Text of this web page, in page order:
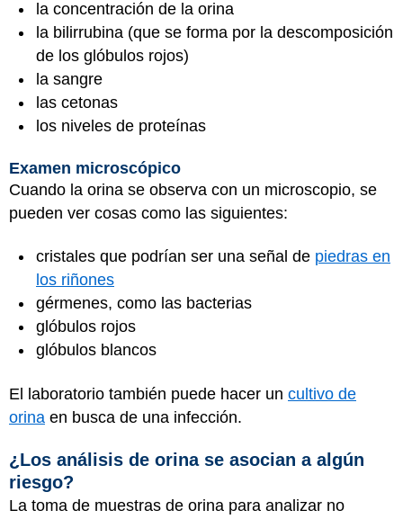
la concentración de la orina
la bilirrubina (que se forma por la descomposición
de los glóbulos rojos)
la sangre
las cetonas
los niveles de proteínas
Examen microscópico
Cuando la orina se observa con un microscopio, se
pueden ver cosas como las siguientes:
cristales que podrían ser una señal de piedras en
los riñones
gérmenes, como las bacterias
glóbulos rojos
glóbulos blancos
El laboratorio también puede hacer un cultivo de
orina en busca de una infección.
¿Los análisis de orina se asocian a algún
riesgo?
La toma de muestras de orina para analizar no